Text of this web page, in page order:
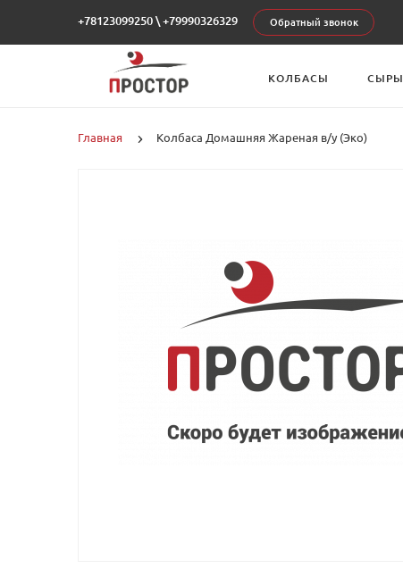
+78123099250 \ +79990326329 Обратный звонок
КОЛБАСЫ СЫРЫ
Главная Колбаса Домашняя Жареная в/у (Эко)